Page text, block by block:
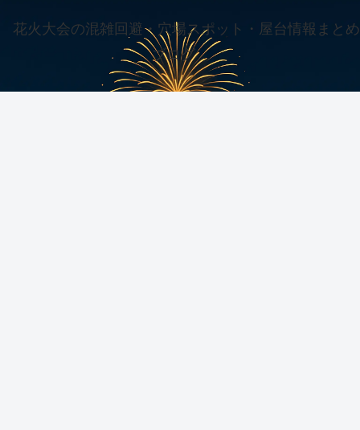
花火大会の混雑回避・穴場スポット・屋台情報まとめ
ブログ